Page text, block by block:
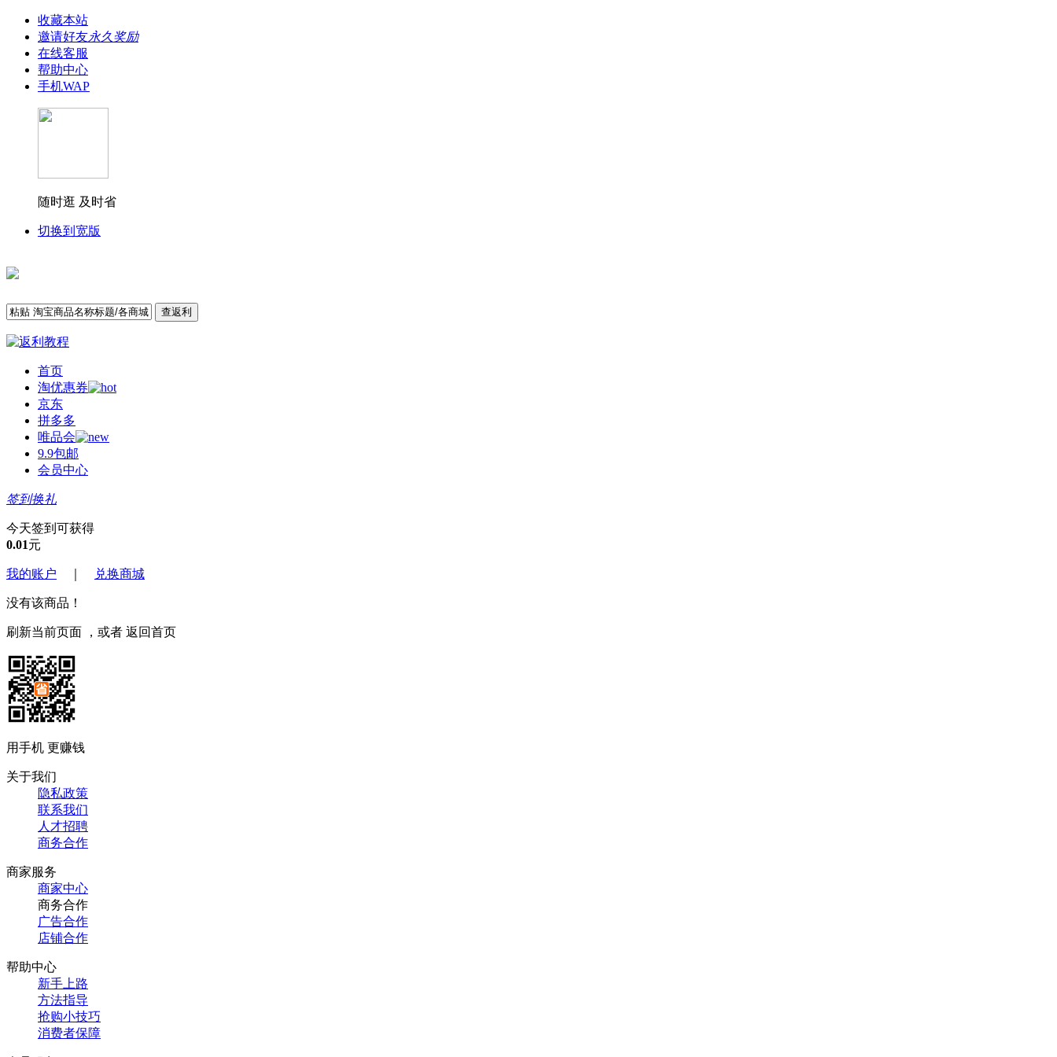
收藏本站
邀请好友永久奖励
在线客服
帮助中心
手机WAP
随时逛 及时省
切换到宽版
查返利
首页
淘优惠券
京东
拼多多
唯品会
9.9包邮
会员中心
签到换礼
今天签到可获得
0.01元
我的账户 兑换商城
没有该商品！
刷新当前页面 ，或者 返回首页
用手机 更赚钱
关于我们
隐私政策
联系我们
人才招聘
商务合作
商家服务
商家中心
商务合作
广告合作
店铺合作
帮助中心
新手上路
方法指导
抢购小技巧
消费者保障